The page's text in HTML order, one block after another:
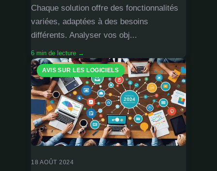
Chaque solution offre des fonctionnalités
variées, adaptées à des besoins
différents. Analyser vos obj...
6 min de lecture →
AVIS SUR LES LOGICIELS
18 AOÛT 2024